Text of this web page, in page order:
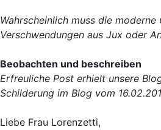
Wahrscheinlich muss die
Verschwendungen aus Jux oder
Beobachten und beschreiben
Erfreuliche Post erhielt unsere
Schilderung im Blog vom
Liebe Frau Lorenzetti,